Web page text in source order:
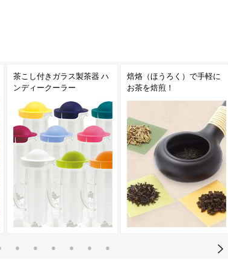
茶こし付きガラス製茶器 ハ
ンディークーラー
焙烙（ほうろく）で手軽に
お茶を焙煎！